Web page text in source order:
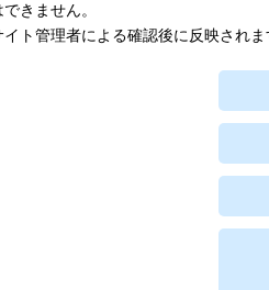
きません。
ト管理者による確認後に反映されま